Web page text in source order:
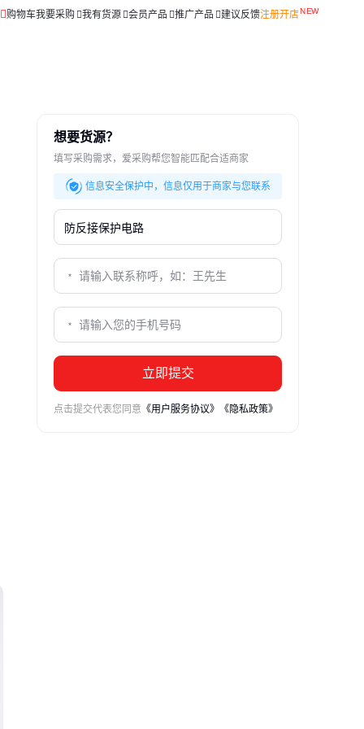
购物车我要采购 我有货源 会员产品 推广产品 建议反馈注册开店
想要货源？
填写采购需求，爱采购帮您智能匹配合适商家
信息安全保护中，信息仅用于商家与您联系
立即提交
点击提交代表您同意 《用户服务协议》 《隐私政策》